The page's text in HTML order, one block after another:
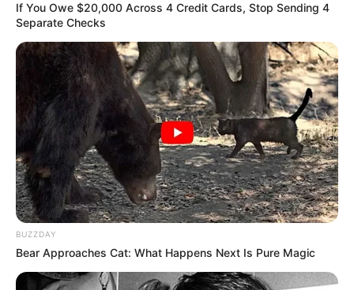
You'll Be Amazed By The Blue Lagoon Stars Today
BRAINBERRIES
If You Owe $20,000 Across 4 Credit Cards, Stop Sending 4
Separate Checks
BUZZDAY
Bear Approaches Cat: What Happens Next Is Pure Magic